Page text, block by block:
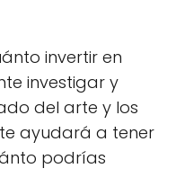
invertir en
investigar y
del arte y los
ayudará a tener
podrías